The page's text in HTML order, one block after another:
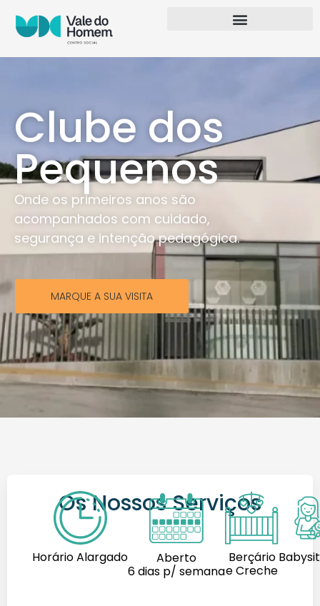
Clube dos
Pequenos
Onde os primeiros anos são
acompanhados com cuidado,
segurança e intenção pedagógica.
MARQUE A SUA VISITA
Os Nossos Serviços
Horário Alargado
Aberto
6 dias p/ semana
Berçário
e Creche